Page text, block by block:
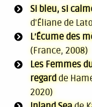
Si bleu, si
d'Éliane de
L’Écume des
(France, 2008)
Les Femmes
regardde
2020)